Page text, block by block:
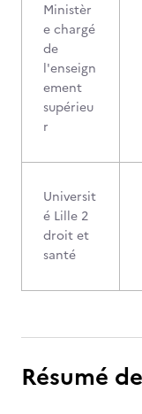
Ministèr
e chargé
de
l'enseign
ement
supérieu
r
Universit
é Lille 2
droit et
santé
Résumé